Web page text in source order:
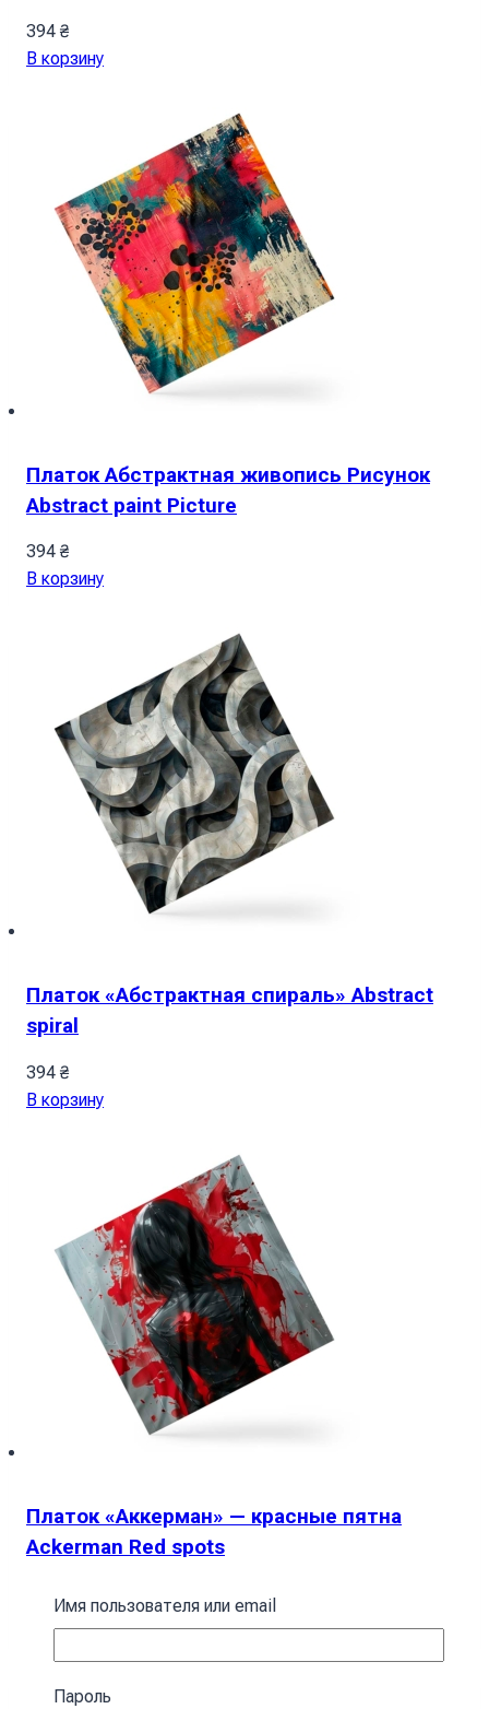
394 ₴
В корзину
Платок Абстрактная живопись Рисунок
Abstract paint Picture
394 ₴
В корзину
Платок «Абстрактная спираль» Abstract
spiral
394 ₴
В корзину
Платок «Аккерман» — красные пятна
Ackerman Red spots
Имя пользователя или email
Пароль